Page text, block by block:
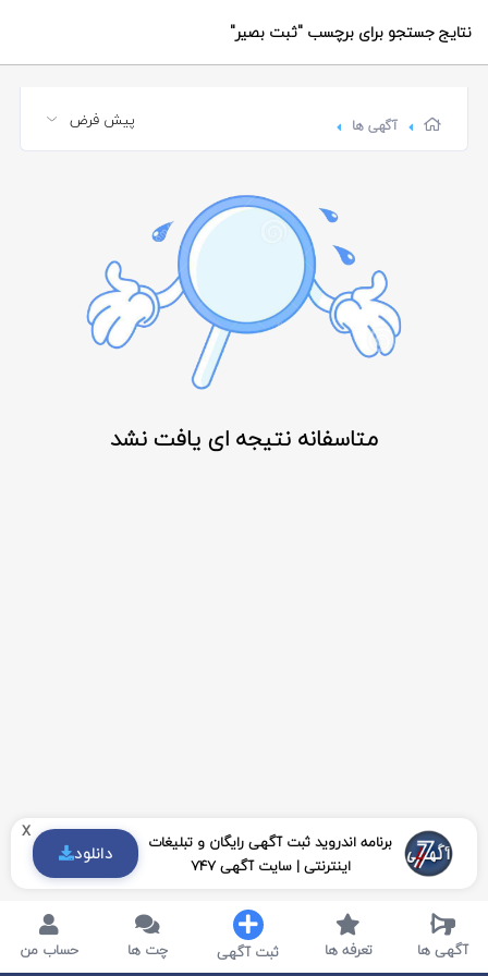
نتایج جستجو برای برچسب "ثبت بصیر"
آگهی ها
متاسفانه نتیجه ای یافت نشد
x
برنامه اندروید ثبت آگهی رایگان و تبلیغات
اینترنتی | سایت آگهی 747
دانلود
آگهی ها تعرفه ها ثبت آگهی چت ها حساب من